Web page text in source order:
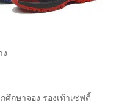
ง
กษาจอง รองเท้าเซฟตี้